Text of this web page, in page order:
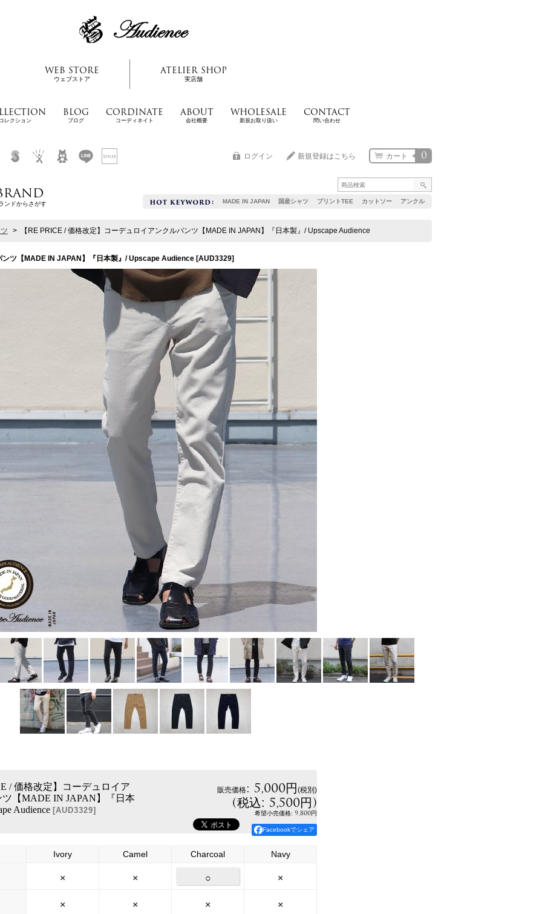
WEB STORE
ウェブストア
ATELIER SHOP
実店舗
レクション
BLOG
ブログ
CORDINATE
コーディネイト
ABOUT
会社概要
WHOLESALE
新規お取り扱い
CONTACT
問い合わせ
MADE IN JAPAN 国産シャツ プリントTEE カットソー アンクル
0
カート
ログイン 新規登録はこちら
ンドからさがす
> 【RE PRICE / 価格改定】コーデュロイアンクルパンツ【MADE IN JAPAN】『日本製』/ Upscape Audience
ンツ【MADE IN JAPAN】『日本製』/ Upscape Audience [AUD3329]
/ 価格改定】コーデュロイア
【MADE IN JAPAN】『日本
Audience [AUD3329]
販売価格: 5,000円(税別)
(税込: 5,500円)
希望小売価格: 9,800円
Facebookでシェア
Ivory Camel Charcoal Navy
× × ○ ×
× × × ×